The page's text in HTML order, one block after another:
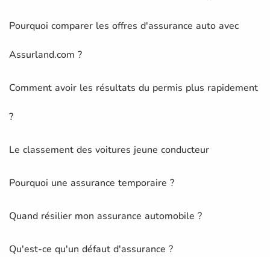
Pourquoi comparer les offres d'assurance auto avec
Assurland.com ?
Comment avoir les résultats du permis plus rapidement
?
Le classement des voitures jeune conducteur
Pourquoi une assurance temporaire ?
Quand résilier mon assurance automobile ?
Qu'est-ce qu'un défaut d'assurance ?